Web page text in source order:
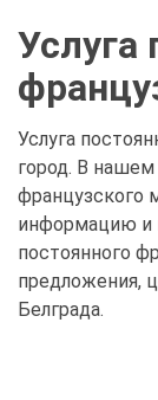
Услуга
Услуга
город. В нашем
информацию и
постоянного
предложения,
Белграда.